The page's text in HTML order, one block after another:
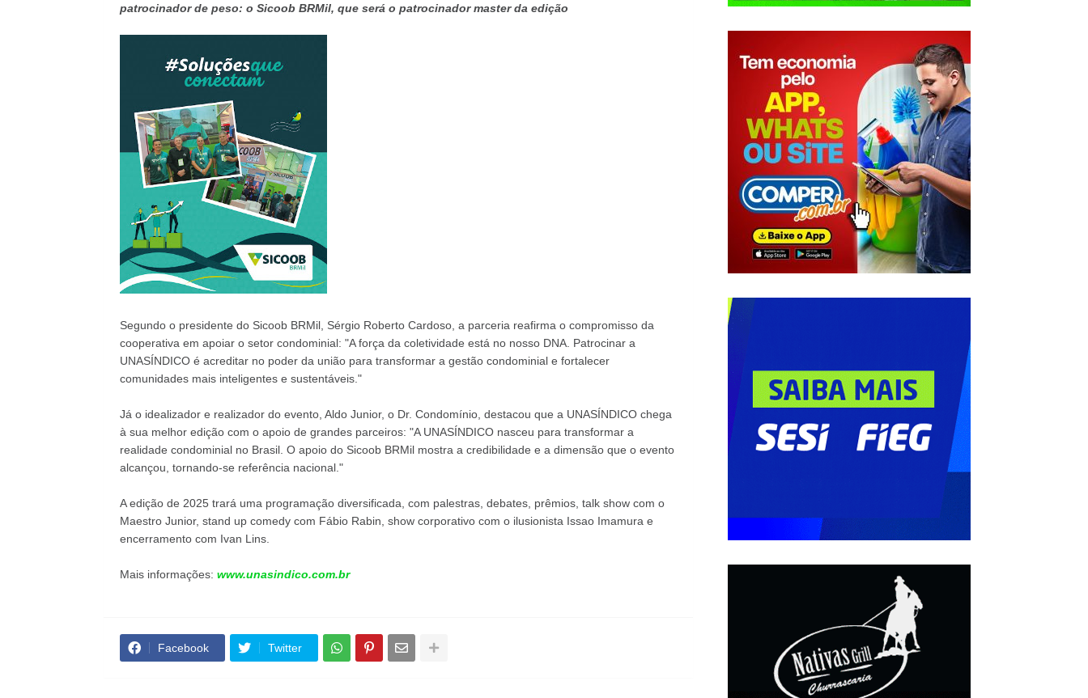
patrocinador de peso: o Sicoob BRMil, que será o patrocinador master da edição
Segundo o presidente do Sicoob BRMil, Sérgio Roberto Cardoso, a parceria reafirma o compromisso da
cooperativa em apoiar o setor condominial: "A força da coletividade está no nosso DNA. Patrocinar a
UNASÍNDICO é acreditar no poder da união para transformar a gestão condominial e fortalecer
comunidades mais inteligentes e sustentáveis."
Já o idealizador e realizador do evento, Aldo Junior, o Dr. Condomínio, destacou que a UNASÍNDICO chega
à sua melhor edição com o apoio de grandes parceiros: "A UNASÍNDICO nasceu para transformar a
realidade condominial no Brasil. O apoio do Sicoob BRMil mostra a credibilidade e a dimensão que o evento
alcançou, tornando-se referência nacional."
A edição de 2025 trará uma programação diversificada, com palestras, debates, prêmios, talk show com o
Maestro Junior, stand up comedy com Fábio Rabin, show corporativo com o ilusionista Issao Imamura e
encerramento com Ivan Lins.
Mais informações: www.unasindico.com.br
Facebook Twitter